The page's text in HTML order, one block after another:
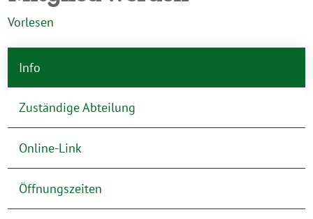
Vorlesen
Info
Zuständige Abteilung
Online-Link
Öffnungszeiten